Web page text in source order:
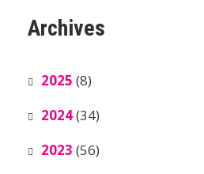
Archives
2025 (8)
2024(34)
2023 (56)